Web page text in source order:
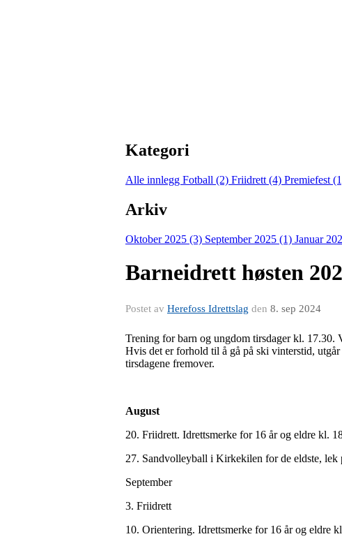
Kategori
Alle innlegg Fotball (2) Friidrett (4) Premiefest
Arkiv
Oktober 2025 (3) September 2025 (1) Januar
Barneidrett høsten
Postet av Herefoss Idrettslag den 8. sep 2024
Trening for barn og ungdom tirsdager kl. 17.30.
Hvis det er forhold til å gå på ski vinterstid,
tirsdagene fremover.
August
20. Friidrett. Idrettsmerke for 16 år og eldre kl.
27. Sandvolleyball i Kirkekilen for de eldste, lek
September
3. Friidrett
10. Orientering. Idrettsmerke for 16 år og eldre